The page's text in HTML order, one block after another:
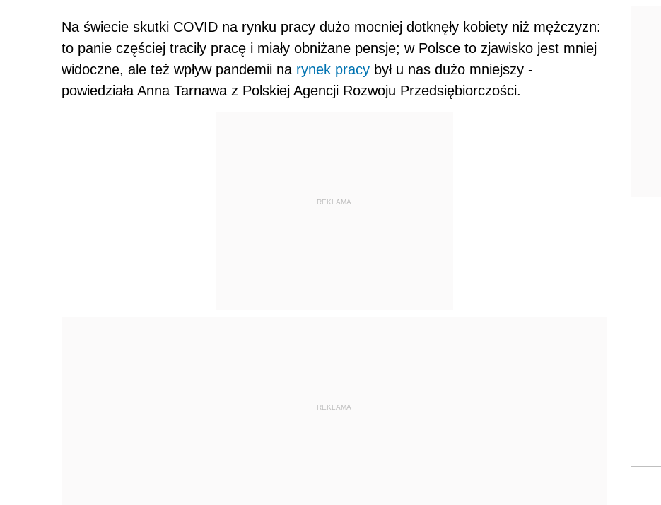
Na świecie skutki COVID na rynku pracy dużo mocniej dotknęły kobiety niż mężczyzn:
to panie częściej traciły pracę i miały obniżane pensje; w Polsce to zjawisko jest mniej
widoczne, ale też wpływ pandemii na rynek pracy był u nas dużo mniejszy -
powiedziała Anna Tarnawa z Polskiej Agencji Rozwoju Przedsiębiorczości.
REKLAMA
REKLAMA